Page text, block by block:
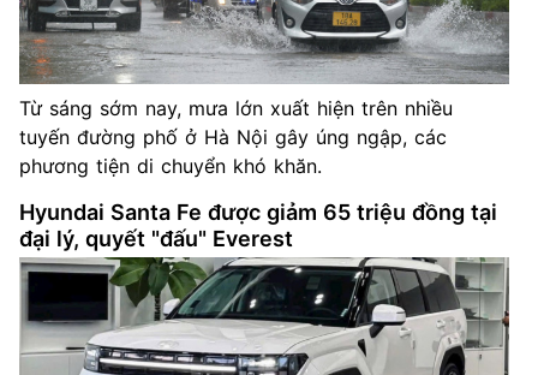
Từ sáng sớm nay, mưa lớn xuất hiện trên nhiều
tuyến đường phố ở Hà Nội gây úng ngập, các
phương tiện di chuyển khó khăn.
Hyundai Santa Fe được giảm 65 triệu đồng tại
đại lý, quyết "đấu" Everest